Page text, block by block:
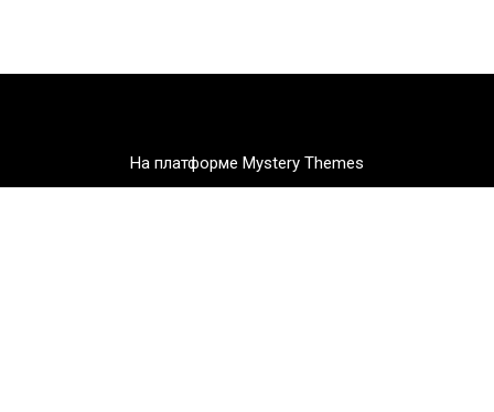
На платформе Mystery Themes